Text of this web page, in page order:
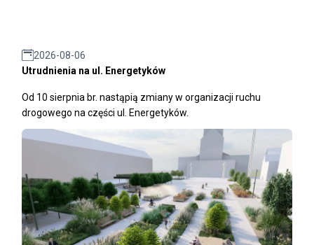
2026-08-06
Utrudnienia na ul. Energetyków
Od 10 sierpnia br. nastąpią zmiany w organizacji ruchu
drogowego na części ul. Energetyków.